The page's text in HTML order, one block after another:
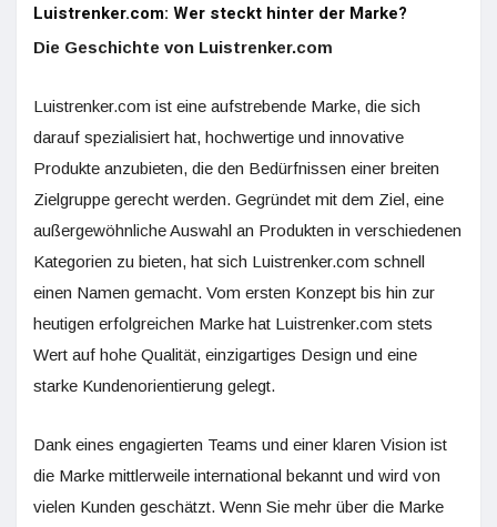
Luistrenker.com: Wer steckt hinter der Marke?
Die Geschichte von Luistrenker.com
Luistrenker.com ist eine aufstrebende Marke, die sich
darauf spezialisiert hat, hochwertige und innovative
Produkte anzubieten, die den Bedürfnissen einer breiten
Zielgruppe gerecht werden. Gegründet mit dem Ziel, eine
außergewöhnliche Auswahl an Produkten in verschiedenen
Kategorien zu bieten, hat sich Luistrenker.com schnell
einen Namen gemacht. Vom ersten Konzept bis hin zur
heutigen erfolgreichen Marke hat Luistrenker.com stets
Wert auf hohe Qualität, einzigartiges Design und eine
starke Kundenorientierung gelegt.
Dank eines engagierten Teams und einer klaren Vision ist
die Marke mittlerweile international bekannt und wird von
vielen Kunden geschätzt. Wenn Sie mehr über die Marke